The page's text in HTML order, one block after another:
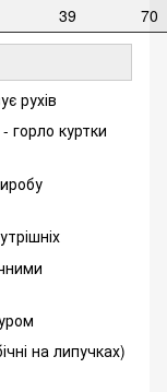
39 70
рухів
горло куртки
на липучках)